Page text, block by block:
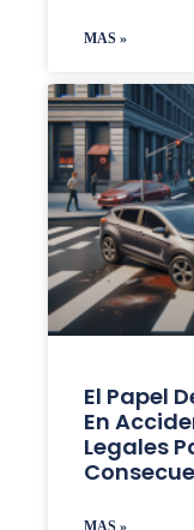
MAS »
El Papel
En
Legales